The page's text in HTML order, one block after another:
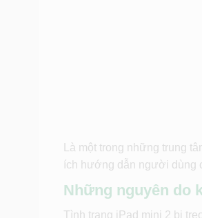
Là một trong những trung
ích hướng dẫn người dùng
Những nguyên do
Tình trạng iPad mini 2 bị